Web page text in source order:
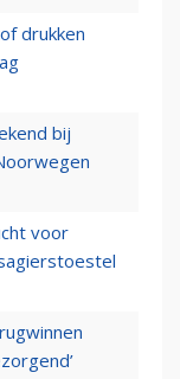
drukken
bij
voor